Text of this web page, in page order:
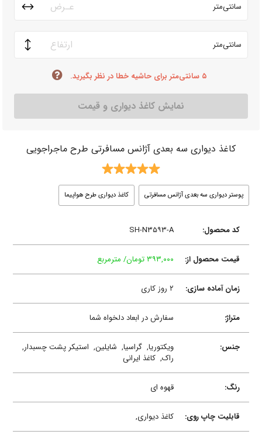
سانتی‌متر
سانتی‌متر
۵ سانتی‌متر برای حاشیه خطا در نظر بگیرید.
نمایش کاغذ دیواری و قیمت
کاغذ دیواری سه بعدی آژانس مسافرتی طرح ماجراجویی
پوستر دیواری سه بعدی آژانس مسافرتی کاغذ دیواری طرح هواپیما
کد محصول: SH-N۳۵۹۳-A
قیمت محصول از: ۳۹۳,۰۰۰ تومان/ مترمربع
زمان آماده سازی: ۲ روز کاری
متراژ: سفارش در ابعاد دلخواه شما
جنس: ویکتوریا,گراسیا, شایلین, استیکر پشت چسبدار,
راک,کاغذ ایرانی
رنگ: قهوه ای
قابلیت چاپ روی: کاغذ دیواری,